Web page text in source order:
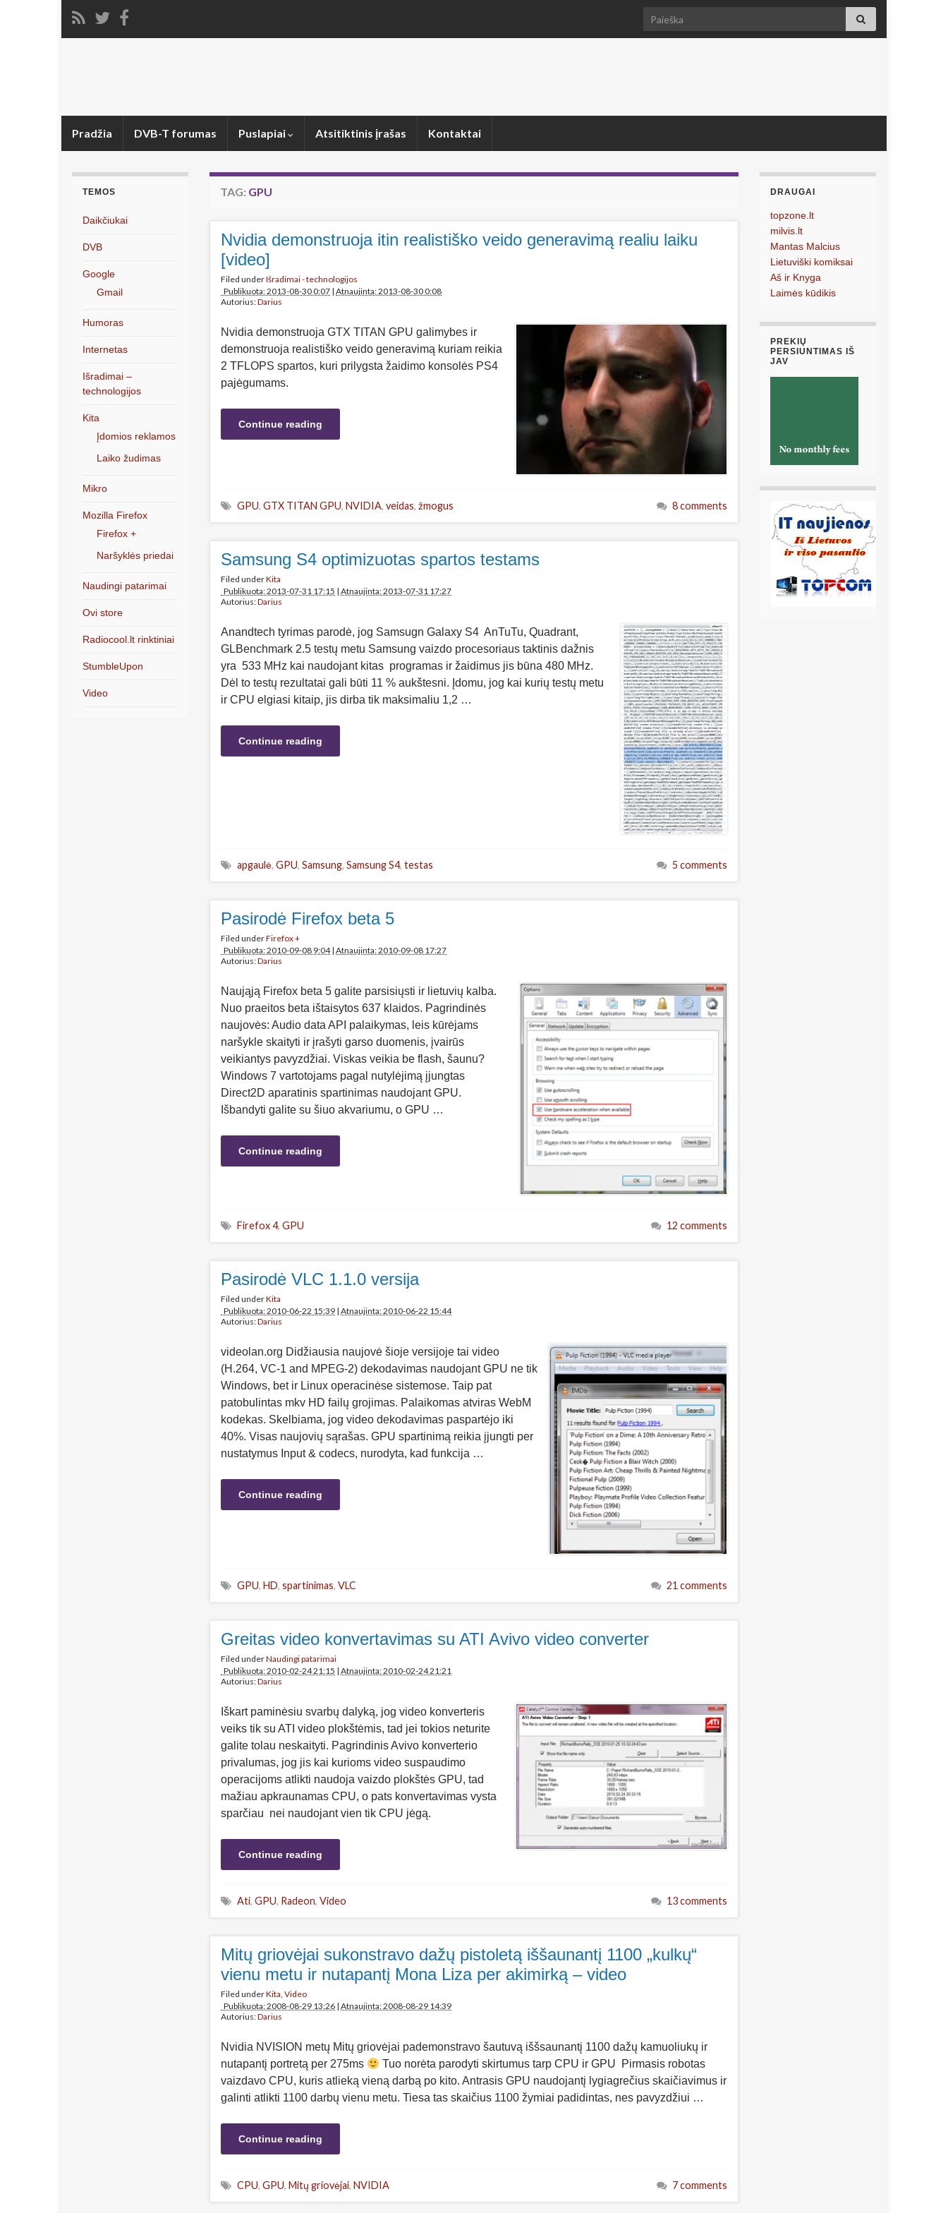
Search for:
Pradžia DVB-T forumas Puslapiai Atsitiktinis įrašas Kontaktai
TAG: GPU
Nvidia demonstruoja itin realistiško veido generavimą realiu laiku
[video]
Filed underIšradimai - technologijos
Publikuota: 2013-08-30 0:07 | Atnaujinta: 2013-08-30 0:08
Autorius:Darius
Nvidia demonstruoja GTX TITAN GPU galimybes ir
demonstruoja realistiško veido generavimą kuriam reikia
2 TFLOPS spartos, kuri prilygsta žaidimo konsolės PS4
pajėgumams.
Continue reading
GPU, GTX TITAN GPU, NVIDIA, veidas, žmogus 8 comments
Samsung S4 optimizuotas spartos testams
Filed underKita
Publikuota: 2013-07-31 17:15 | Atnaujinta: 2013-07-31 17:27
Autorius:Darius
Anandtech tyrimas parodė, jog Samsugn Galaxy S4 AnTuTu, Quadrant,
GLBenchmark 2.5 testų metu Samsung vaizdo procesoriaus taktinis dažnis
yra 533 MHz kai naudojant kitas programas ir žaidimus jis būna 480 MHz.
Dėl to testų rezultatai gali būti 11 % aukštesni. Įdomu, jog kai kurių testų metu
ir CPU elgiasi kitaip, jis dirba tik maksimaliu 1,2 …
Continue reading
apgaulė, GPU, Samsung, Samsung S4, testas 5 comments
Pasirodė Firefox beta 5
Filed underFirefox +
Publikuota: 2010-09-08 9:04| Atnaujinta: 2010-09-08 17:27
Autorius:Darius
Naująją Firefox beta 5 galite parsisiųsti ir lietuvių kalba.
Nuo praeitos beta ištaisytos 637 klaidos. Pagrindinės
naujovės: Audio data API palaikymas, leis kūrėjams
naršykle skaityti ir įrašyti garso duomenis, įvairūs
veikiantys pavyzdžiai. Viskas veikia be flash, šaunu?
Windows 7 vartotojams pagal nutylėjimą įjungtas
Direct2D aparatinis spartinimas naudojant GPU.
Išbandyti galite su šiuo akvariumu, o GPU …
Continue reading
Firefox 4, GPU 12 comments
Pasirodė VLC 1.1.0 versija
Filed underKita
Publikuota: 2010-06-22 15:39 | Atnaujinta: 2010-06-22 15:44
Autorius:Darius
videolan.org Didžiausia naujovė šioje versijoje tai video
(H.264, VC-1 and MPEG-2) dekodavimas naudojant GPU ne tik
Windows, bet ir Linux operacinėse sistemose. Taip pat
patobulintas mkv HD failų grojimas. Palaikomas atviras WebM
kodekas. Skelbiama, jog video dekodavimas paspartėjo iki
40%. Visas naujovių sąrašas. GPU spartinimą reikia įjungti per
nustatymus Input & codecs, nurodyta, kad funkcija …
Continue reading
GPU, HD, spartinimas, VLC 21 comments
Greitas video konvertavimas su ATI Avivo video converter
Filed underNaudingi patarimai
Publikuota: 2010-02-24 21:15 | Atnaujinta: 2010-02-24 21:21
Autorius:Darius
Iškart paminėsiu svarbų dalyką, jog video konverteris
veiks tik su ATI video plokštėmis, tad jei tokios neturite
galite tolau neskaityti. Pagrindinis Avivo konverterio
privalumas, jog jis kai kurioms video suspaudimo
operacijoms atlikti naudoja vaizdo plokštės GPU, tad
mažiau apkraunamas CPU, o pats konvertavimas vysta
sparčiau nei naudojant vien tik CPU jėgą.
Continue reading
Ati, GPU, Radeon, Video 13 comments
Mitų griovėjai sukonstravo dažų pistoletą iššaunantį 1100 „kulkų“
vienu metu ir nutapantį Mona Liza per akimirką – video
Filed underKita, Video
Publikuota: 2008-08-29 13:26 | Atnaujinta: 2008-08-29 14:39
Autorius:Darius
Nvidia NVISION metų Mitų griovėjai pademonstravo šautuvą iššsaunantį 1100 dažų kamuoliukų ir
nutapantį portretą per 275ms
Tuo norėta parodyti skirtumus tarp CPU ir GPU Pirmasis robotas
vaizdavo CPU, kuris atlieką vieną darbą po kito. Antrasis GPU naudojantį lygiagrečius skaičiavimus ir
galinti atlikti 1100 darbų vienu metu. Tiesa tas skaičius 1100 žymiai padidintas, nes pavyzdžiui …
Continue reading
CPU, GPU, Mitų griovėjai, NVIDIA 7 comments
TEMOS
Daikčiukai
DVB
Google
Gmail
Humoras
Internetas
Išradimai –
technologijos
Kita
Įdomios reklamos
Laiko žudimas
Mikro
Mozilla Firefox
Firefox +
Naršyklės priedai
Naudingi patarimai
Ovi store
Radiocool.lt rinktiniai
StumbleUpon
Video
DRAUGAI
topzone.lt
milvis.lt
Mantas Malcius
Lietuviški komiksai
Aš ir Knyga
Laimės kūdikis
PREKIŲ
PERSIUNTIMAS IŠ
JAV